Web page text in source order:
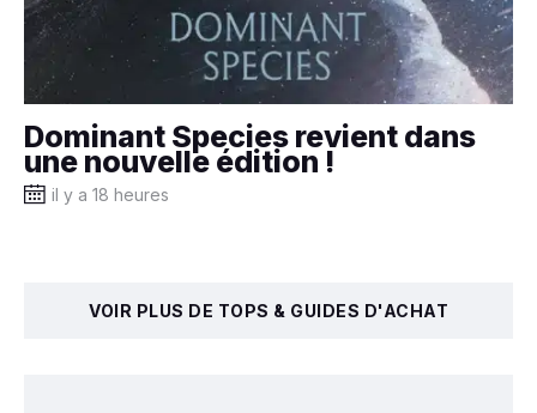
Dominant Species revient dans
une nouvelle édition !
il y a 18 heures
VOIR PLUS DE TOPS & GUIDES D'ACHAT